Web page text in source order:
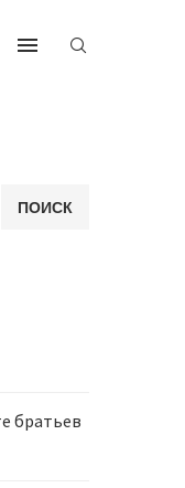
ПОИСК
братьев